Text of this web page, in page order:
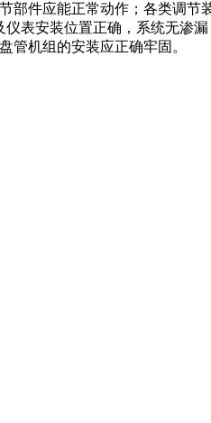
部件应能正常动作；各类调
表安装位置正确，系统无渗
管机组的安装应正确牢固。